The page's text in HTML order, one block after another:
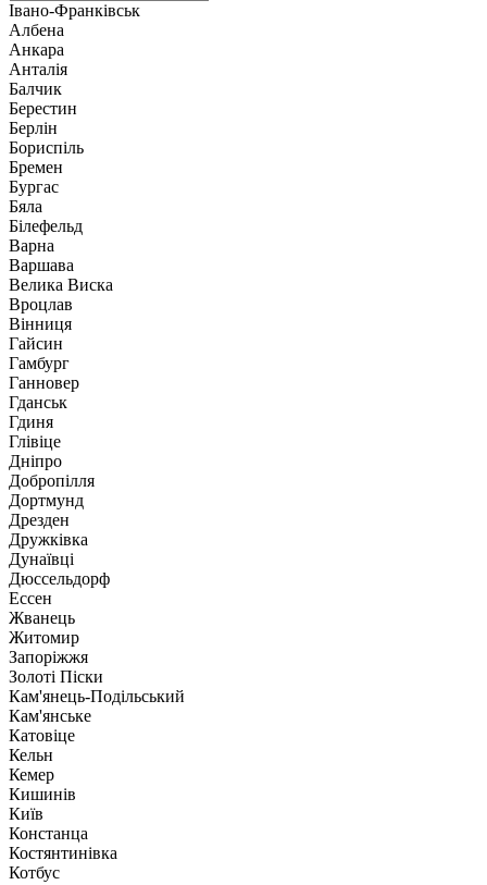
Івано-Франківськ
Албена
Анкара
Анталія
Балчик
Берестин
Берлін
Бориспіль
Бремен
Бургас
Бяла
Білефельд
Варна
Варшава
Велика Виска
Вроцлав
Вінниця
Гайсин
Гамбург
Ганновер
Гданськ
Гдиня
Глівіце
Дніпро
Добропілля
Дортмунд
Дрезден
Дружківка
Дунаївці
Дюссельдорф
Ессен
Жванець
Житомир
Запоріжжя
Золоті Піски
Кам'янець-Подільський
Кам'янське
Катовіце
Кельн
Кемер
Кишинів
Київ
Констанца
Костянтинівка
Котбус